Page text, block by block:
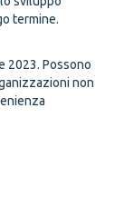
termine.
2023. Possono
non